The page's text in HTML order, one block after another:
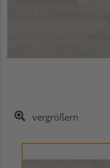
vergrößern